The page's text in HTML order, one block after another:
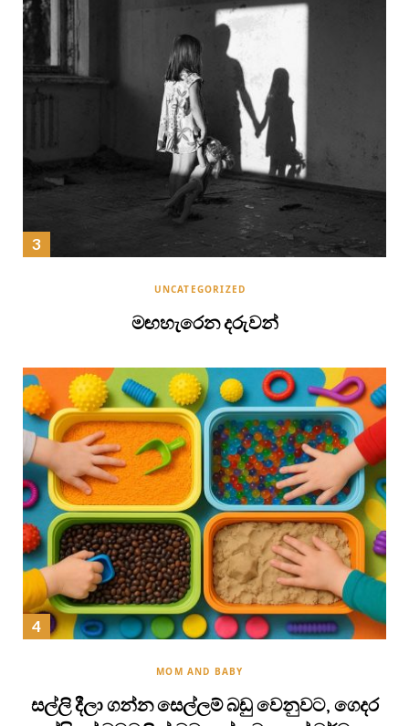
UNCATEGORIZED
මඟහැරෙන දරුවන්
MOM AND BABY
සල්ලි දීලා ගන්න සෙල්ලම් බඩු වෙනුවට, ගෙදර